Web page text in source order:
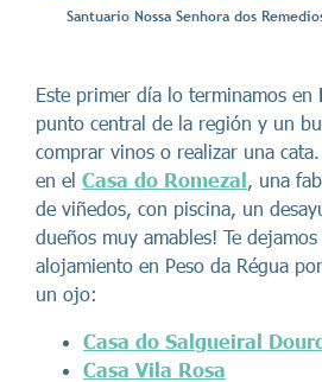
Santuario Nossa Senhora dos
Este primer día lo terminamos en
punto central de la región y un
comprar vinos o realizar una
en el Casa do Romezal, una
de viñedos, con piscina, un
dueños muy amables! Te
alojamiento en Peso da Régua
un ojo:
Casa do Salgueiral
Casa Vila Rosa